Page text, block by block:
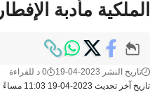
الملكية مأدبة الإفطار
تاريخ آخر تحديث 2023-04-19 11:03 مساءً
تاريخ النشر 2023-04-19 0 د للقراءة